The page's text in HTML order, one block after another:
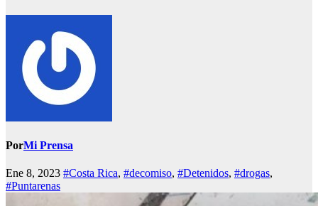
PorMi Prensa
Ene 8, 2023 #Costa Rica, #decomiso, #Detenidos, #drogas,
#Puntarenas